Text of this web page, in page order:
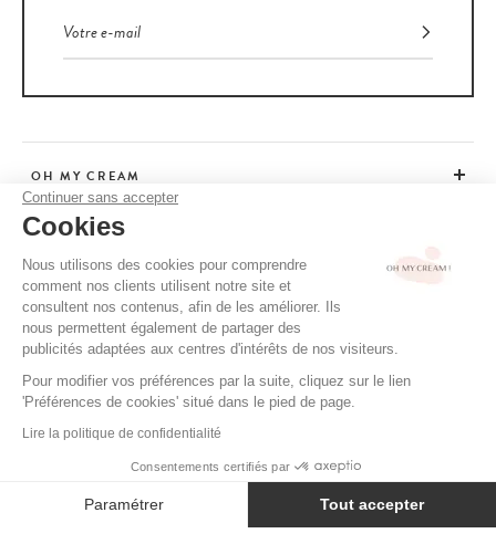
Continuer sans accepter
Cookies
Nous utilisons des cookies pour comprendre
comment nos clients utilisent notre site et
consultent nos contenus, afin de les améliorer. Ils
nous permettent également de partager des
publicités adaptées aux centres d'intérêts de nos visiteurs.
Pour modifier vos préférences par la suite, cliquez sur le lien
'Préférences de cookies' situé dans le pied de page.
Lire la politique de confidentialité
Consentements certifiés par
Paramétrer Tout accepter
OH MY CREAM
SERVICE CLIENT
CONSEILS
CGV / CGU